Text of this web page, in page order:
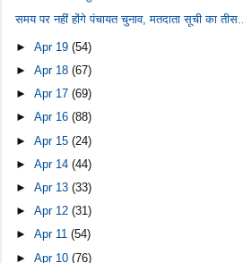
समय पर नहीं होंगे पंचायत चुनाव, मतदाता सूची का तीस...
►Apr 19(54)
►Apr 18(67)
►Apr 17(69)
►Apr 16(88)
►Apr 15(24)
►Apr 14(44)
►Apr 13(33)
►Apr 12(31)
►Apr 11(54)
►Apr 10(76)